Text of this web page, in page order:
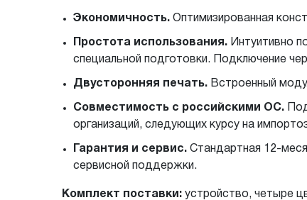
Экономичность. Оптимизированная
Простота использования. Интуитивно
специальной подготовки. Подключение
Двусторонняя печать. Встроенный
Совместимость с российскими ОС.
организаций, следующих курсу на
Гарантия и сервис. Стандартная 12-
сервисной поддержки.
Комплект поставки: устройство, четыре